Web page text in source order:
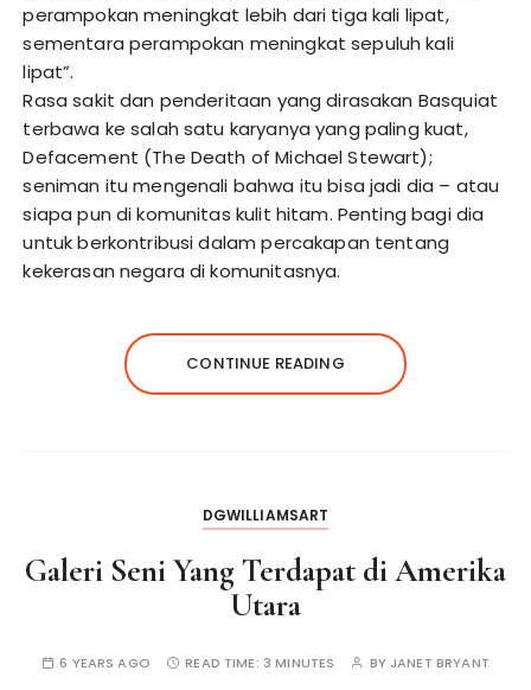
perampokan meningkat lebih dari tiga kali lipat,
sementara perampokan meningkat sepuluh kali
lipat”.
Rasa sakit dan penderitaan yang dirasakan Basquiat
terbawa ke salah satu karyanya yang paling kuat,
Defacement (The Death of Michael Stewart);
seniman itu mengenali bahwa itu bisa jadi dia – atau
siapa pun di komunitas kulit hitam. Penting bagi dia
untuk berkontribusi dalam percakapan tentang
kekerasan negara di komunitasnya.
CONTINUE READING
DGWILLIAMSART
Galeri Seni Yang Terdapat di Amerika
Utara
6 YEARS AGO READ TIME: 3 MINUTES BY JANET BRYANT